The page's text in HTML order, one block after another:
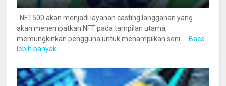
NFT500 akan menjadi layanan casting langganan yang
akan menempatkan NFT pada tampilan utama,
memungkinkan pengguna untuk menampilkan seni ...
Baca
lebih banyak